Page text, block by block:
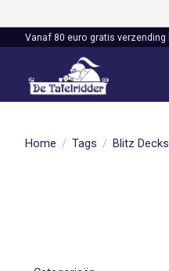
Vanaf 80 euro gratis
Home / Tags / Blitz Decks